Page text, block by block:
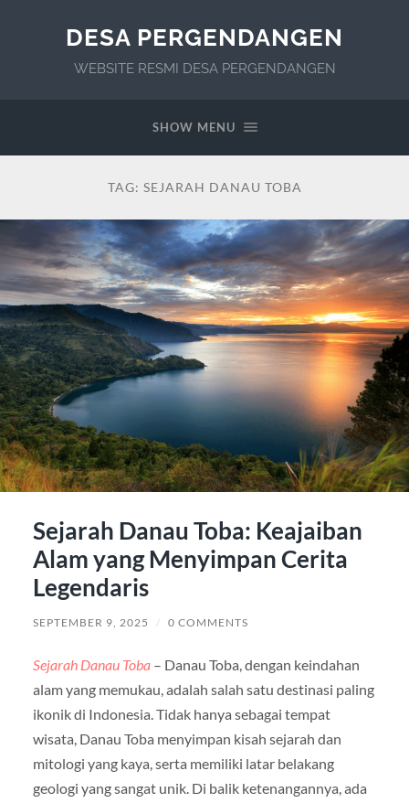
DESA PERGENDANGEN
WEBSITE RESMI DESA PERGENDANGEN
SHOW MENU
TAG: SEJARAH DANAU TOBA
Sejarah Danau Toba: Keajaiban
Alam yang Menyimpan Cerita
Legendaris
SEPTEMBER 9, 2025 / 0 COMMENTS
Sejarah Danau Toba– Danau Toba, dengan keindahan
alam yang memukau, adalah salah satu destinasi paling
ikonik di Indonesia. Tidak hanya sebagai tempat
wisata, Danau Toba menyimpan kisah sejarah dan
mitologi yang kaya, serta memiliki latar belakang
geologi yang sangat unik. Di balik ketenangannya, ada